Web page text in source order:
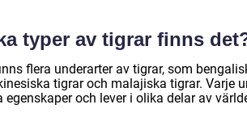
typer av tigrar finns
flera underarter av tigrar, som
tigrar och malajiska tigrar. Varje
egenskaper och lever i olika delar av